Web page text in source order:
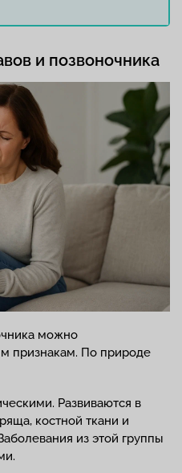
и позвоночника
можно
признакам. По природе
Развиваются в
костной ткани и
из этой группы